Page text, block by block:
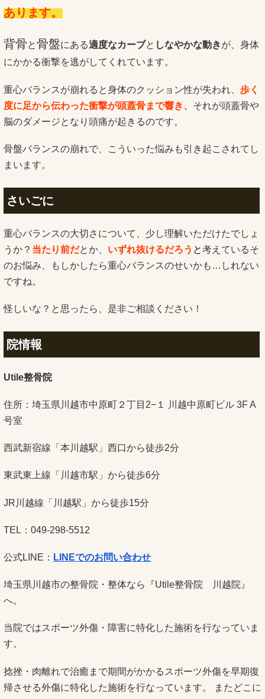
あります。
背骨と骨盤にある適度なカーブと しなやかな動きが、身体
にかかる衝撃を逃がしてくれています。
重心バランスが崩れると身体のクッション性が失われ、 歩く
度に足から伝わった衝撃が頭蓋骨まで響き、 それが頭蓋骨や
脳のダメージとなり頭痛が起きるのです。
骨盤バランスの崩れで、こういった悩みも引き起こされてし
まいます。
さいごに
重心バランスの大切さについて、少し理解いただけたでしょ
うか？ 当たり前だとか、 いずれ抜けるだろう と考えているそ
のお悩み、もしかしたら重心バランスのせいかも…しれない
ですね。
怪しいな？と思ったら、是非ご相談ください！
院情報
Utile整骨院
住所：埼玉県川越市中原町２丁目2−１ 川越中原町ビル 3F A
号室
西武新宿線「本川越駅」西口から徒歩2分
東武東上線「川越市駅」から徒歩6分
JR川越線「川越駅」から徒歩15分
TEL：049-298-5512
公式LINE： LINEでのお問い合わせ
埼玉県川越市の整骨院・整体なら『Utile整骨院 川越院』
へ。
当院ではスポーツ外傷・障害に特化した施術を行なっていま
す。
捻挫・肉離れで治癒まで期間がかかるスポーツ外傷を早期復
帰させる外傷に特化した施術を行なっています。 またどこに